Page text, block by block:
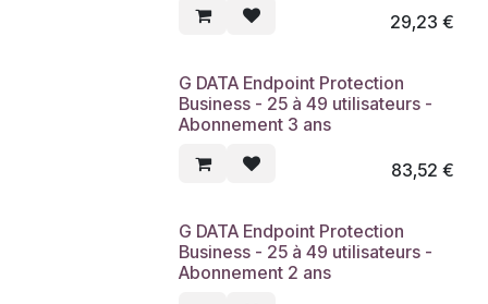
29,23 €
G DATA Endpoint Protection
Business - 25 à 49 utilisateurs -
Abonnement 3 ans
83,52 €
G DATA Endpoint Protection
Business - 25 à 49 utilisateurs -
Abonnement 2 ans